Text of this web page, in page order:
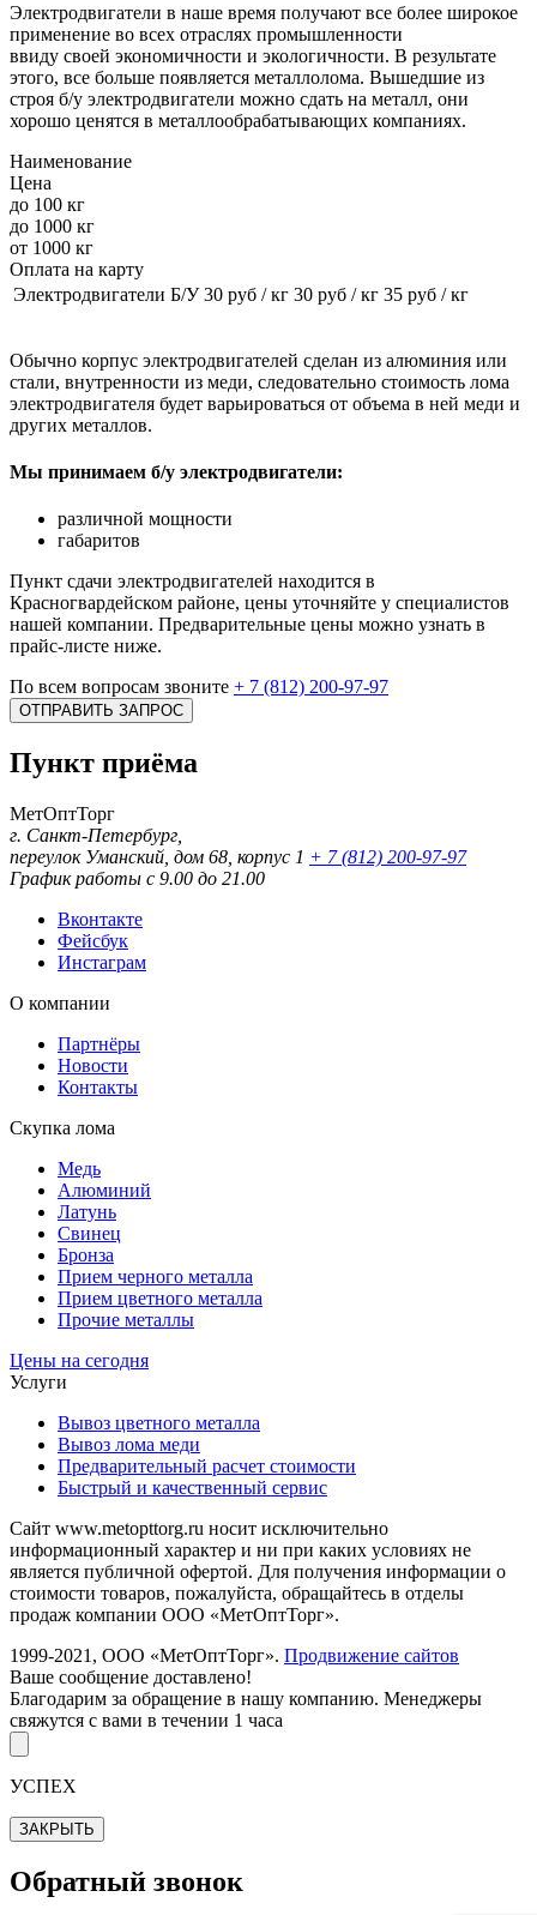
Электродвигатели в наше время получают все более широкое
применение во всех отраслях промышленности
ввиду своей экономичности и экологичности. В результате
этого, все больше появляется металлолома. Вышедшие из
строя б/у электродвигатели можно сдать на металл, они
хорошо ценятся в металлообрабатывающих компаниях.
Наименование
Цена
до 100 кг
до 1000 кг
от 1000 кг
Оплата на карту
Электродвигатели Б/У 30 руб / кг 30 руб / кг 35 руб / кг
Обычно корпус электродвигателей сделан из алюминия или
стали, внутренности из меди, следовательно стоимость лома
электродвигателя будет варьироваться от объема в ней меди и
других металлов.
Мы принимаем б/у электродвигатели:
различной мощности
габаритов
Пункт сдачи электродвигателей находится в
Красногвардейском районе, цены уточняйте у специалистов
нашей компании. Предварительные цены можно узнать в
прайс-листе ниже.
По всем вопросам звоните + 7 (812) 200-97-97
ОТПРАВИТЬ ЗАПРОС
Пункт приёма
МетОптТорг
г. Санкт-Петербург,
переулок Уманский, дом 68, корпус 1 + 7 (812) 200-97-97
График работы с 9.00 до 21.00
Вконтакте
Фейсбук
Инстаграм
О компании
Партнёры
Новости
Контакты
Скупка лома
Медь
Алюминий
Латунь
Свинец
Бронза
Прием черного металла
Прием цветного металла
Прочие металлы
Цены на сегодня
Услуги
Вывоз цветного металла
Вывоз лома меди
Предварительный расчет стоимости
Быстрый и качественный сервис
Сайт www.metopttorg.ru носит исключительно
информационный характер и ни при каких условиях не
является публичной офертой. Для получения информации о
стоимости товаров, пожалуйста, обращайтесь в отделы
продаж компании ООО «МетОптТорг».
1999-2021, ООО «МетОптТорг». Продвижение сайтов
Ваше сообщение доставлено!
Благодарим за обращение в нашу компанию. Менеджеры
свяжутся с вами в течении 1 часа
УСПЕХ
ЗАКРЫТЬ
Обратный звонок